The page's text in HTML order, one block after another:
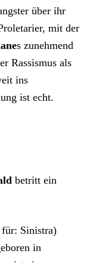
über ihr
mit der
s zunehmend
Rassismus als
ins
ist echt.
betritt ein
Sinistra)
in